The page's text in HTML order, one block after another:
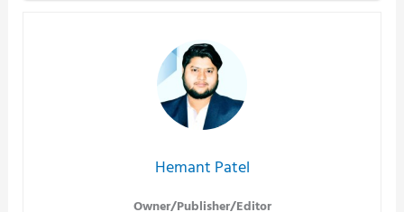
Hemant Patel
Owner/Publisher/Editor